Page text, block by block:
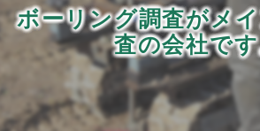
ボーリング調査がメ
査の会社で